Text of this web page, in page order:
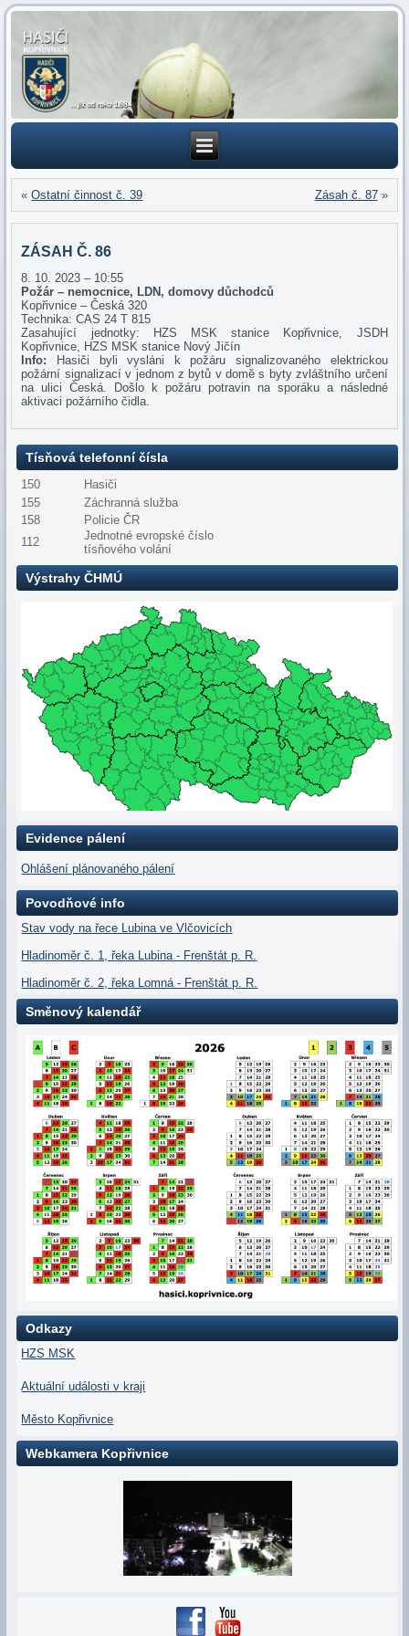
«Ostatní činnost č. 39 Zásah č. 87»
ZÁSAH Č. 86
8. 10. 2023 – 10:55
Požár – nemocnice, LDN, domovy důchodců
Kopřivnice – Česká 320
Technika: CAS 24 T 815
Zasahující jednotky: HZS MSK stanice Kopřivnice, JSDH
Kopřivnice, HZS MSK stanice Nový Jičín
Info: Hasiči byli vysláni k požáru signalizovaného elektrickou
požární signalizací v jednom z bytů v domě s byty zvláštního určení
na ulici Česká. Došlo k požáru potravin na sporáku a následné
aktivaci požárního čidla.
Tísňová telefonní čísla
150
Hasiči
155
Záchranná služba
158
Policie ČR
112
Jednotné evropské číslo
tísňového volání
Výstrahy ČHMÚ
Evidence pálení
Ohlášení plánovaného pálení
Povodňové info
Stav vody na řece Lubina ve Vlčovicích
Hladinoměr č. 1, řeka Lubina - Frenštát p. R.
Hladinoměr č. 2, řeka Lomná - Frenštát p. R.
Směnový kalendář
Odkazy
HZS MSK
Aktuální události v kraji
Město Kopřivnice
Webkamera Kopřivnice